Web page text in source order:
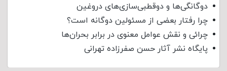
دوگانگی‌ها و دوقطبی‌سازی‌های دروغین
چرا رفتار بعضی از مسئولین دوگانه است؟
چرائی و نقش عوامل معنوی در برابر بحران‌ها
پایگاه نشر آثار حسن صفرزاده تهرانی